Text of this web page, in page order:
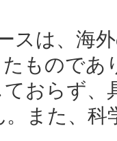
スは、海
ものであ
おらず、
また、